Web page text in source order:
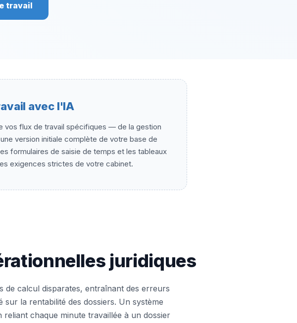
travail
avec l'IA
vos flux de travail spécifiques — de la gestion
version initiale complète de votre base de
formulaires de saisie de temps et les tableaux
exigences strictes de votre cabinet.
juridiques
calcul disparates, entraînant des erreurs
sur la rentabilité des dossiers. Un système
chaque minute travaillée à un dossier